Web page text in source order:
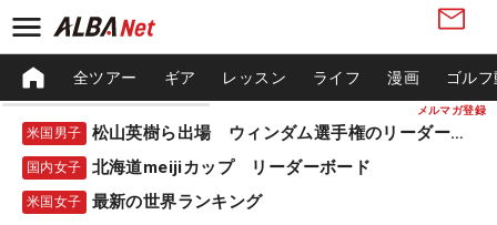
メルマガ登録
全ツアー ギア レッスン ライフ 漫画 ゴル
米国男子 松山英樹ら出場 ウィンダム選手権のリーダーボード
国内女子 北海道meijiカップ リーダーボード
米国女子 最新の世界ランキング